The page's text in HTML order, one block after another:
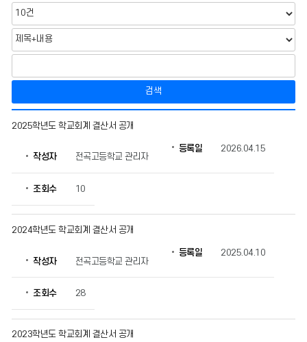
검색
산
게
번
호,
등
일,
2025학년도 학교회계 결산서 공개
작성자 전곡고등학교 관리자
등록일 2026.04.15
조회수 10
2024학년도 학교회계 결산서 공개
작성자 전곡고등학교 관리자
등록일 2025.04.10
조회수 28
2023학년도 학교회계 결산서 공개